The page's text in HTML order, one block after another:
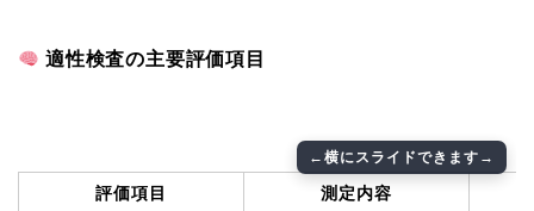
適性検査の主要評価項目
評価項目 測定内容